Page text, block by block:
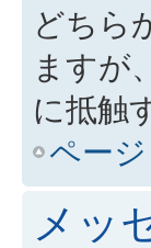
どちら
ますが
に抵触
ペー
メッ